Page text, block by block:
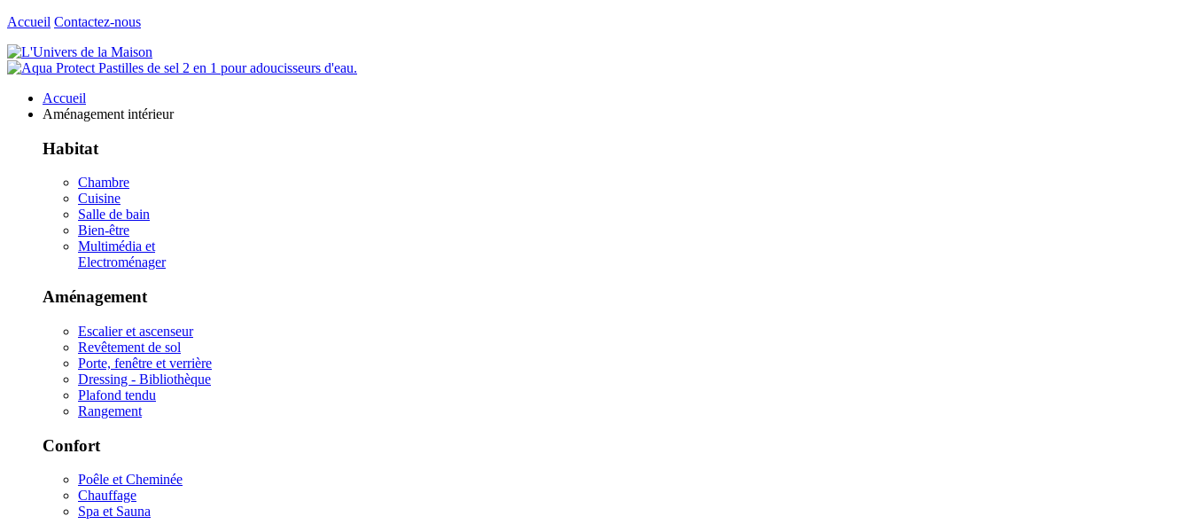
Accueil Contactez-nous
Accueil
Aménagement intérieur
Habitat
Chambre
Cuisine
Salle de bain
Bien-être
Multimédia et
Electroménager
Aménagement
Escalier et ascenseur
Revêtement de sol
Porte, fenêtre et verrière
Dressing - Bibliothèque
Plafond tendu
Rangement
Confort
Poêle et Cheminée
Chauffage
Spa et Sauna